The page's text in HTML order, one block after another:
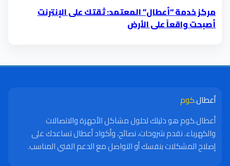
مركز خدمة “أعطال” المعتمد: ثقتك على الإنترنت
أصبحت واقعاً على الأرض
أعطال.كوم
أعطال.كوم هو دليلك لحلول مشاكل الأجهزة والاتصالات
والكهرباء. نقدم شروحات، نصائح، وأكواد أعطال تساعدك على
إصلاح المشكلات بنفسك أو التواصل مع الدعم الفني المناسب.